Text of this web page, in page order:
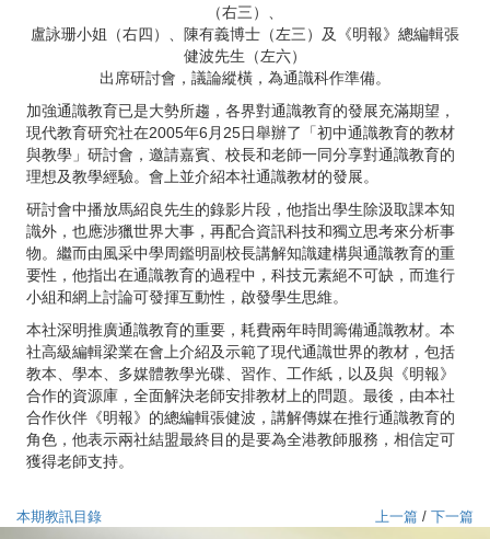
（右三）、
盧詠珊小姐（右四）、陳有義博士（左三）及《明報》總編輯張
健波先生（左六）
出席研討會，議論縱橫，為通識科作準備。
加強通識教育已是大勢所趨，各界對通識教育的發展充滿期望，
現代教育研究社在2005年6 月 25日舉辦了「初中通識教育的教材
與教學」研討會，邀請嘉賓、校長和老師一同分享對通識教育的
理想及教學經驗。會上並介紹本社通識教材的發展。
研討會中播放馬紹良先生的錄影片段，他指出學生除汲取課本知
識外，也應涉獵世界大事，再配合資訊科技和獨立思考來分析事
物。繼而由風采中學周鑑明副校長講解知識建構與通識教育的重
要性，他指出在通識教育的過程中，科技元素絕不可缺，而進行
小組和網上討論可發揮互動性，啟發學生思維。
本社深明推廣通識教育的重要，耗費兩年時間籌備通識教材。本
社高級編輯梁業在會上介紹及示範了現代通識世界的教材，包括
教本、學本、多媒體教學光碟、習作、工作紙，以及與《明報》
合作的資源庫，全面解決老師安排教材上的問題。最後，由本社
合作伙伴《明報》的總編輯張健波，講解傳媒在推行通識教育的
角色，他表示兩社結盟最終目的是要為全港教師服務，相信定可
獲得老師支持。
本期教訊目錄 上一篇 / 下一篇